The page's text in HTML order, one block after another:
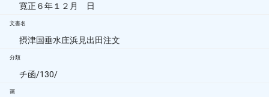
寛正６年１２月 日
文書名
摂津国垂水庄浜見出田注文
分類
チ函/130/
画